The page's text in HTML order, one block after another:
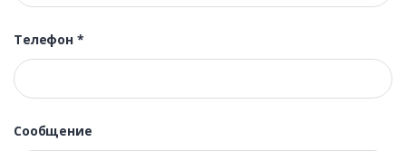
Телефон *
Сообщение